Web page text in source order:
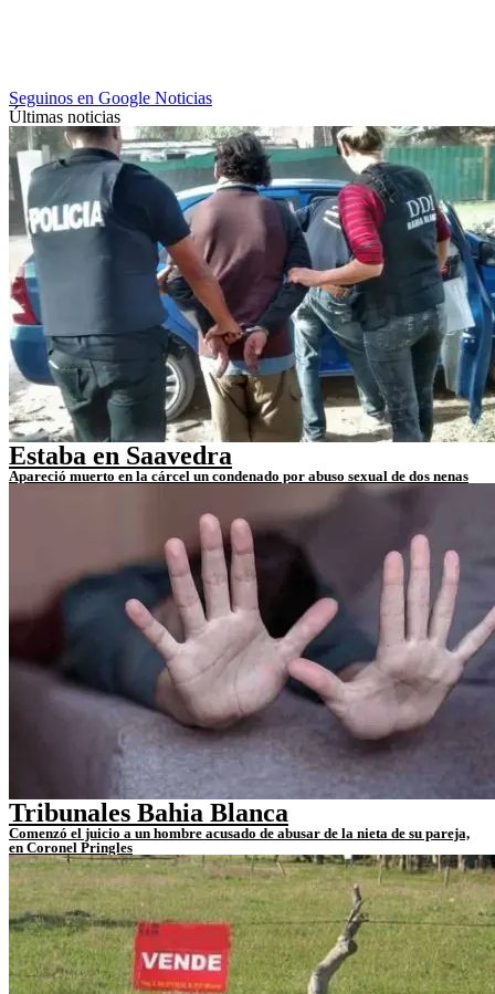
Seguinos en Google Noticias
Últimas noticias
Estaba en Saavedra
Apareció muerto en la cárcel un condenado por abuso sexual de dos nenas
Tribunales Bahia Blanca
Comenzó el juicio a un hombre acusado de abusar de la nieta de su pareja,
en Coronel Pringles